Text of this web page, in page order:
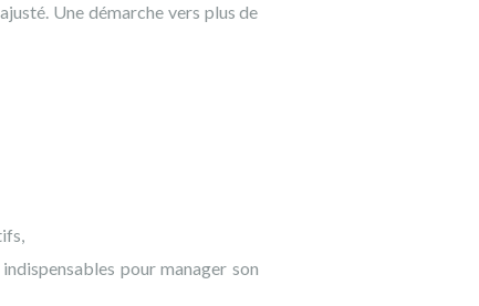
Une démarche vers plus de
pour manager son